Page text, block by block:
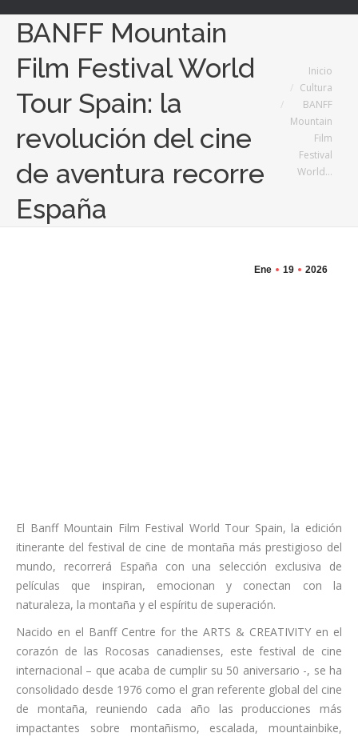
BANFF Mountain
Film Festival World
Tour Spain: la
revolución del cine
de aventura recorre
España
Estás aquí:Inicio
Cultura
BANFF
Mountain
Film
Festival
World…
Ene 19 2026
El Banff Mountain Film Festival World Tour Spain, la edición
itinerante del festival de cine de montaña más prestigioso del
mundo, recorrerá España con una selección exclusiva de
películas que inspiran, emocionan y conectan con la
naturaleza, la montaña y el espíritu de superación.
Nacido en el Banff Centre for the ARTS & CREATIVITY en el
corazón de las Rocosas canadienses, este festival de cine
internacional – que acaba de cumplir su 50 aniversario -, se ha
consolidado desde 1976 como el gran referente global del cine
de montaña, reuniendo cada año las producciones más
impactantes sobre montañismo, escalada, mountainbike,